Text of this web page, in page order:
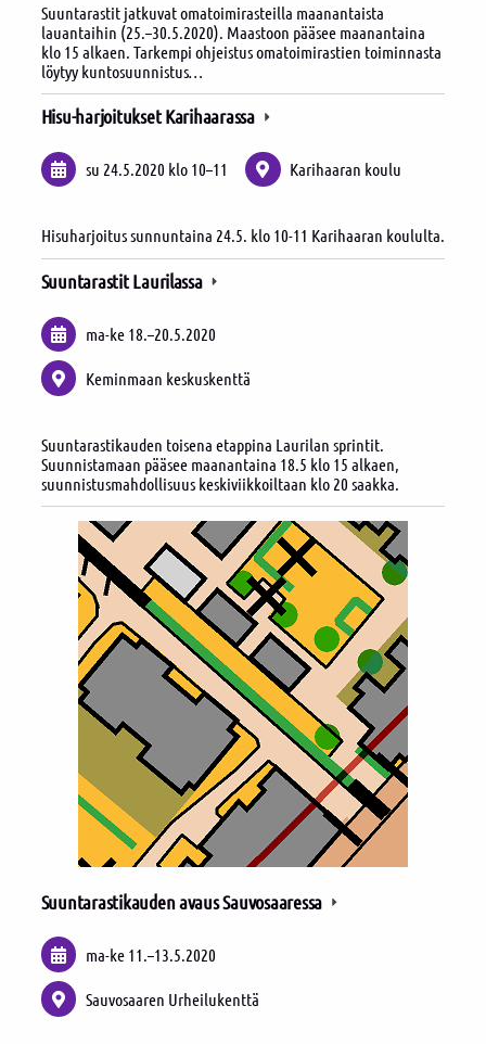
Suuntarastit jatkuvat omatoimirasteilla maanantaista
lauantaihin (25.–30.5.2020). Maastoon pääsee maanantaina
klo 15 alkaen. Tarkempi ohjeistus omatoimirastien toiminnasta
löytyy kuntosuunnistus…
Hisu-harjoitukset Karihaarassa
su 24.5.2020 klo 10–11 Karihaaran koulu
Hisuharjoitus sunnuntaina 24.5. klo 10-11 Karihaaran koululta.
Suuntarastit Laurilassa
ma-ke 18.–20.5.2020
Keminmaan keskuskenttä
Suuntarastikauden toisena etappina Laurilan sprintit.
Suunnistamaan pääsee maanantaina 18.5 klo 15 alkaen,
suunnistusmahdollisuus keskiviikkoiltaan klo 20 saakka.
Suuntarastikauden avaus Sauvosaaressa
ma-ke 11. –13.5.2020
Sauvosaaren Urheilukenttä